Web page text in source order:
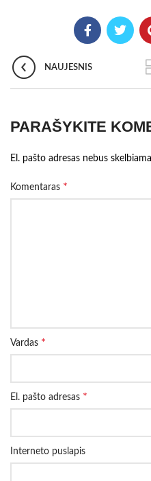
NAUJESNIS
PARAŠYKITE
El. pašto adresas nebus
Komentaras *
Vardas *
El. pašto adresas *
Interneto puslapis